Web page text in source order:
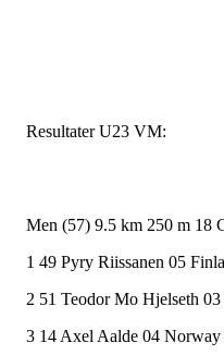
Resultater U23 VM:
Men (57) 9.5 km 250 m 18
1 49 Pyry Riissanen 05
2 51 Teodor Mo Hjelseth
3 14 Axel Aalde 04